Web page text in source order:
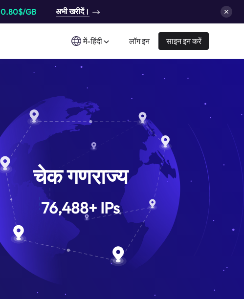
0.80$/GB अभी खरीदें।
में-हिंदी लॉग इन साइन इन करें
चेक गणराज्य
76,488+ IPs